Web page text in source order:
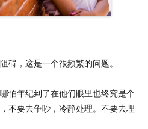
，这是一个很频繁的问题。
年纪到了在他们眼里也终究是个
不要去争吵，冷静处理。不要去埋